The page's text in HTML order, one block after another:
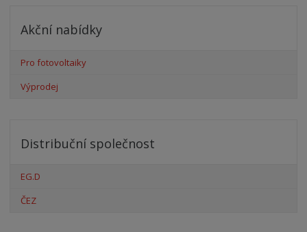
Akční nabídky
Pro fotovoltaiky
Výprodej
Distribuční společnost
EG.D
ČEZ